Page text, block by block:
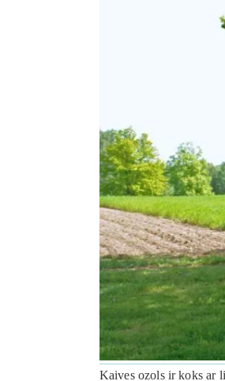
Kaives ozols ir koks ar